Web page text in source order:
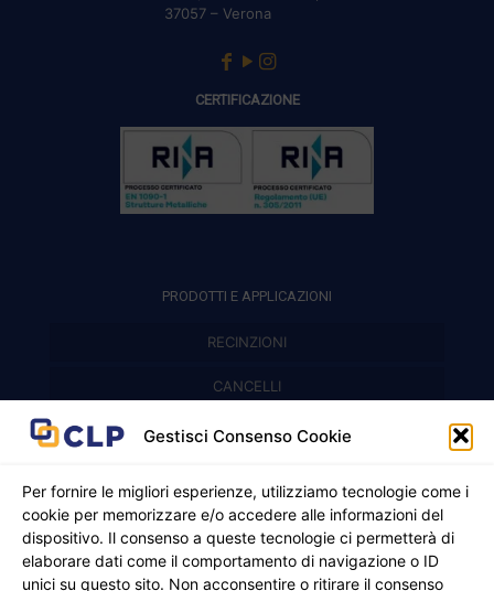
Gestisci Consenso Cookie
Per fornire le migliori esperienze, utilizziamo tecnologie come i
cookie per memorizzare e/o accedere alle informazioni del
dispositivo. Il consenso a queste tecnologie ci permetterà di
elaborare dati come il comportamento di navigazione o ID
unici su questo sito. Non acconsentire o ritirare il consenso
37057 – Verona
CERTIFICAZIONE
PRODOTTI E APPLICAZIONI
RECINZIONI
Recinzioni modulari
Recinzioni a pannelli
CANCELLI
Cancelli prefabbricati
Cancelli in ferro battuto
Cancelli a due ante
APPLICAZIONI
Griglie e chiusini
Inferriate